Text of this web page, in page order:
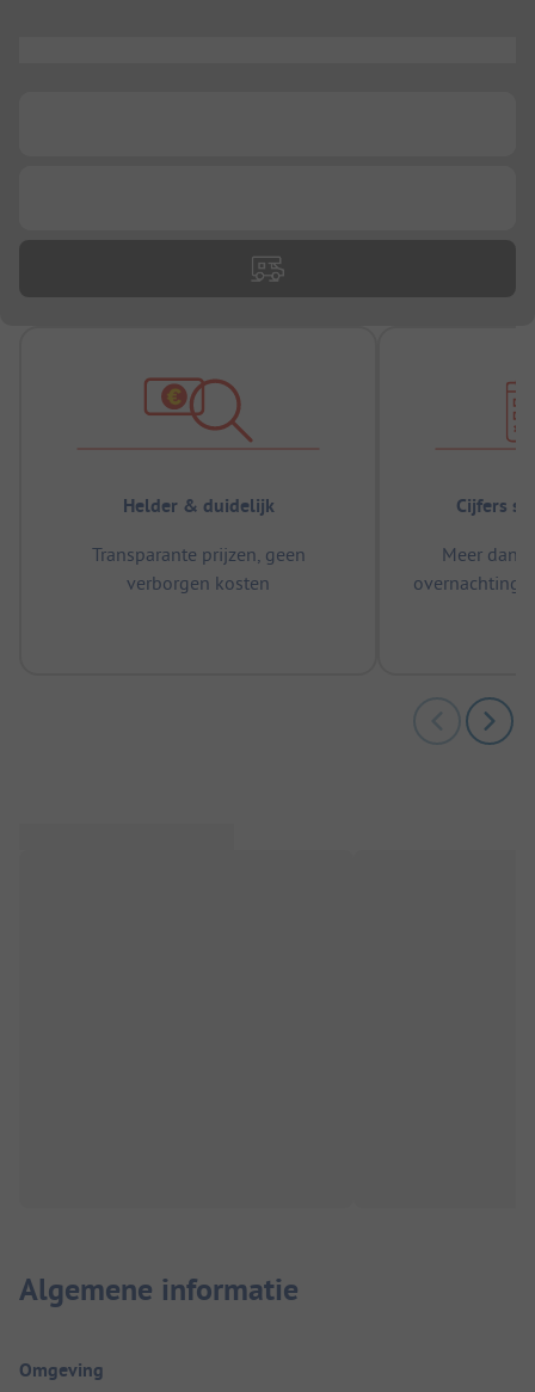
Helder & duidelijk
Transparante prijzen, geen
verborgen kosten
Cijfers
Meer dan
Algemene informatie
Omgeving